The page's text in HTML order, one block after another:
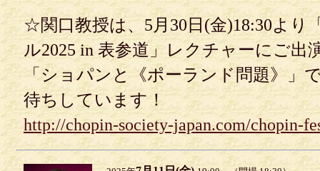
☆関口教授は、5月30日(金)18:30より
ル2025 in 表参道」レクチャーにご出
「ショパンと《ポーランド問題》」
待ちしています！
http://chopin-society-japan.com/chopin-